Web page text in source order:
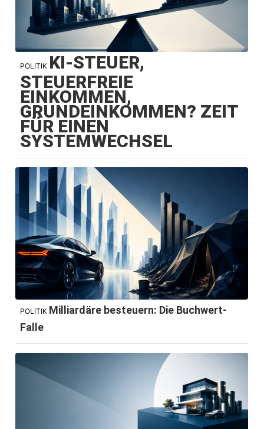
POLITIK KI-STEUER,
STEUERFREIE
EINKOMMEN,
GRUNDEINKOMMEN? ZEIT
FÜR EINEN
SYSTEMWECHSEL
POLITIK Milliardäre besteuern: Die Buchwert-
Falle